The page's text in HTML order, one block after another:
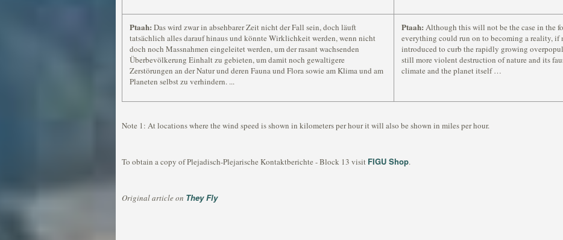
Ptaah: Das wird zwar in absehbarer Zeit nicht der Fall sein, doch läuft
tatsächlich alles darauf hinaus und könnte Wirklichkeit werden, wenn nicht
doch noch Massnahmen eingeleitet werden, um der rasant wachsenden
Überbevölkerung Einhalt zu gebieten, um damit noch gewaltigere
Zerstörungen an der Natur und deren Fauna und Flora sowie am Klima und am
Planeten selbst zu verhindern. ...
Ptaah: Although this will not be the case in the
everything could run on to becoming a reality, if
introduced to curb the rapidly growing
still more violent destruction of nature and its
climate and the planet itself …
Note 1: At locations where the wind speed is shown in kilometers per hour it will also be shown in miles per hour.
To obtain a copy of Plejadisch-Plejarische Kontaktberichte - Block 13 visit FIGU Shop.
Original article on They Fly